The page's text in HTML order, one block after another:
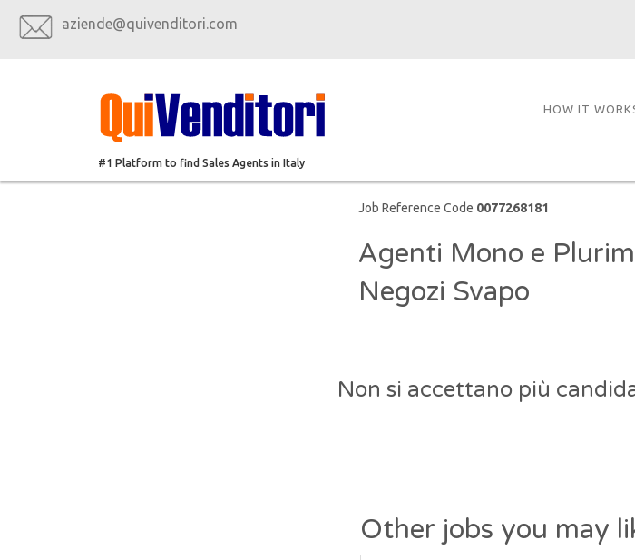
aziende@quivenditori.com
#1 Platform to find Sales Agents in Italy
HOW IT
Job Reference Code 0077268181
Agenti Mono e
Negozi Svapo
Non si accettano più
Other jobs you may